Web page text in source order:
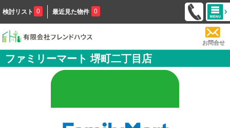
検討リスト 0 最近見た物件 0
お問合せ
ファミリーマート 堺町二丁目店